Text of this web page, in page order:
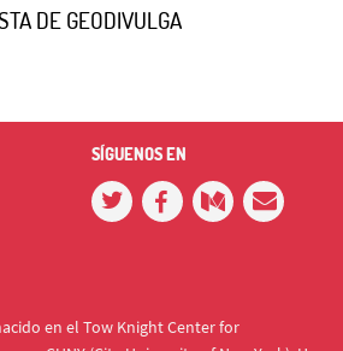
DE GEODIVULGA
SÍGUENOS EN
en el Tow Knight Center for